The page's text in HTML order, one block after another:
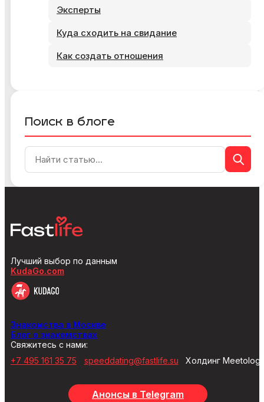
Эксперты
Куда сходить на свидание
Как создать отношения
Поиск в блоге
Лучший выбор по данным
KudaGo.com
Знакомства в Москве
Блог о знакомствах
Свяжитесь с нами:
+7 495 161 35 75
speeddating@fastlife.su Холдинг
Анонсы в Telegram